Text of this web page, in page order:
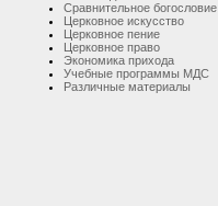
Сравнительное богословие
Церковное искусство
Церковное пение
Церковное право
Экономика прихода
Учебные программы МДС
Различные материалы